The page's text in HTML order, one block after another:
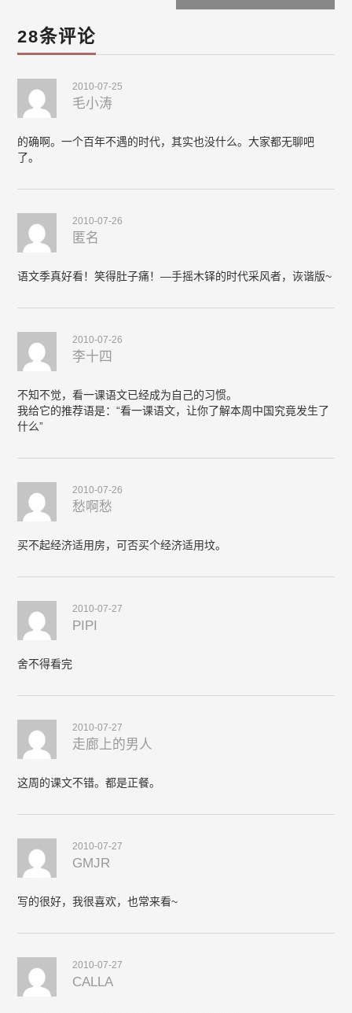
28条评论
2010-07-25
毛小涛
的确啊。一个百年不遇的时代，其实也没什么。大家都无聊吧
了。
2010-07-26
匿名
语文季真好看！笑得肚子痛！—手摇木铎的时代采风者，诙谐版~
2010-07-26
李十四
不知不觉，看一课语文已经成为自己的习惯。
我给它的推荐语是：“看一课语文，让你了解本周中国究竟发生了
什么”
2010-07-26
愁啊愁
买不起经济适用房，可否买个经济适用坟。
2010-07-27
PIPI
舍不得看完
2010-07-27
走廊上的男人
这周的课文不错。都是正餐。
2010-07-27
GMJR
写的很好，我很喜欢，也常来看~
2010-07-27
CALLA